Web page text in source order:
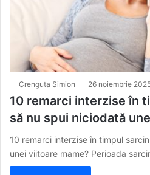
Crenguta Simion 26 noiembrie
10 remarci interzise în
să nu spui niciodată
10 remarci interzise în timpul
unei viitoare mame? Perioada